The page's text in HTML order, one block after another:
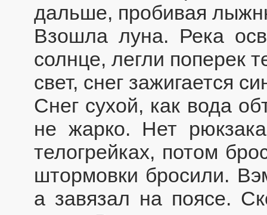
дальше, пробивая
Взошла луна. Река
солнце, легли поперек
свет, снег зажигается
Снег сухой, как вода
не жарко. Нет
телогрейках, потом
штормовки бросили.
а завязал на поясе.